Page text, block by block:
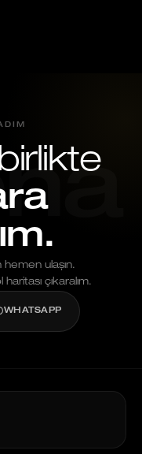
ulaşın.
çıkaralım.
WHATSAPP